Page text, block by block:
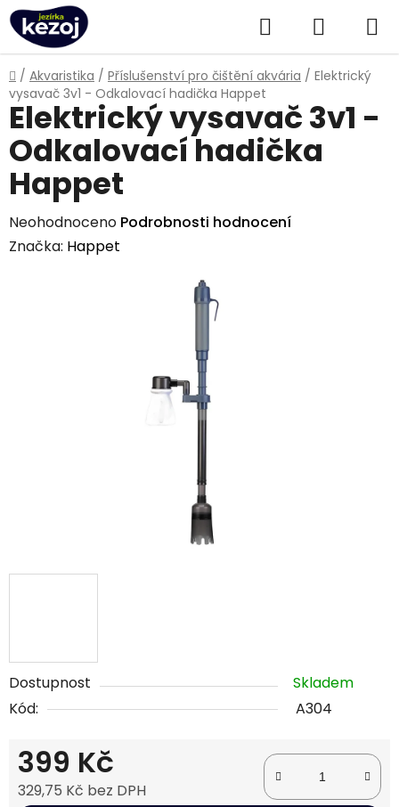
Přejít
na
obsah
Hledat
KOŠÍK
Domů
/ Akvaristika / Příslušenství pro čištění akvária / Elektrický
vysavač 3v1 - Odkalovací hadička Happet
Dostupnost
Skladem
Kód:
A304
399 Kč
329,75 Kč bez DPH
Elektrický vysavač 3v1 -
Odkalovací hadička
Happet
Průměrné
hodnocení
Neohodnoceno Podrobnosti hodnocení
Značka: Happet